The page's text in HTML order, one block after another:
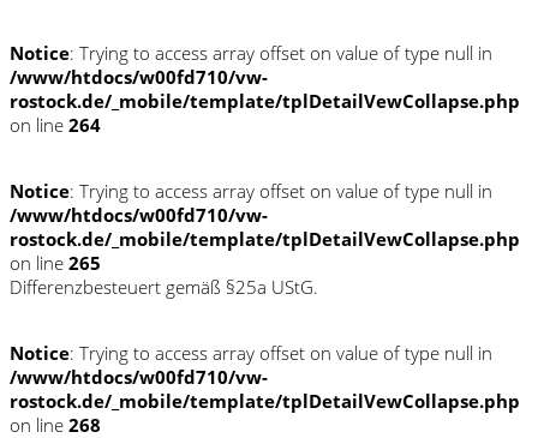
Notice: Trying to access array offset on value of type null in
/www/htdocs/w00fd710/vw-
rostock.de/_mobile/template/tplDetailVewCollapse.php
on line 264
Notice: Trying to access array offset on value of type null in
/www/htdocs/w00fd710/vw-
rostock.de/_mobile/template/tplDetailVewCollapse.php
on line 265
Differenzbesteuert gemäß §25a UStG.
Notice: Trying to access array offset on value of type null in
/www/htdocs/w00fd710/vw-
rostock.de/_mobile/template/tplDetailVewCollapse.php
on line 268